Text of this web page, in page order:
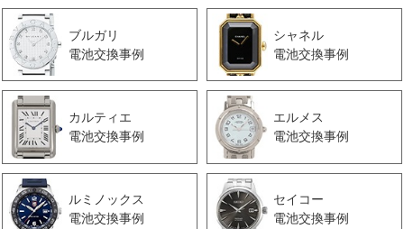
ブルガリ
電池交換事例
シャネル
電池交換事例
カルティエ
電池交換事例
エルメス
電池交換事例
ルミノックス
電池交換事例
セイコー
電池交換事例